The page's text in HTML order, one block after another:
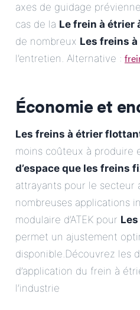
axes de guidage
cas de la Le frein à étrier
de nombreux Les freins
l’entretien. Alternative :
Économie et
Les freins à étrier
moins coûteux à produire
d’espace que les freins
attrayants pour le secteur
nombreuses applications
modulaire d’ATEK pour
permet un ajustement
disponible.Découvrez les
d’application du frein à
l’industrie